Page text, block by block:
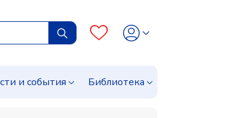
и события Библиотека